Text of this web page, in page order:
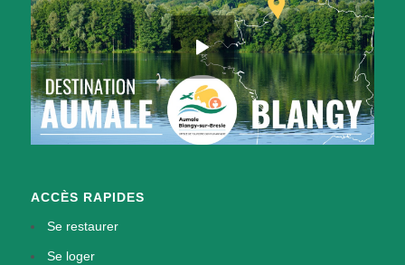
ACCÈS RAPIDES
Se restaurer
Se loger